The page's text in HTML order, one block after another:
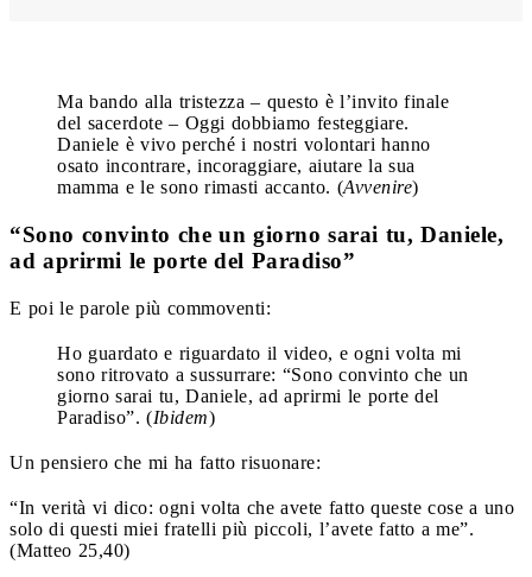
Ma bando alla tristezza – questo è l’invito finale
del sacerdote – Oggi dobbiamo festeggiare.
Daniele è vivo perché i nostri volontari hanno
osato incontrare, incoraggiare, aiutare la sua
mamma e le sono rimasti accanto. (Avvenire)
“Sono convinto che un giorno sarai tu, Daniele,
ad aprirmi le porte del Paradiso”
E poi le parole più commoventi:
Ho guardato e riguardato il video, e ogni volta mi
sono ritrovato a sussurrare: “Sono convinto che un
giorno sarai tu, Daniele, ad aprirmi le porte del
Paradiso”. (Ibidem)
Un pensiero che mi ha fatto risuonare:
“In verità vi dico: ogni volta che avete fatto queste cose a uno
solo di questi miei fratelli più piccoli, l’avete fatto a me”.
(Matteo 25,40)